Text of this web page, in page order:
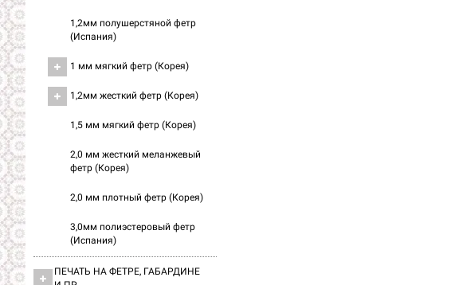
1,2мм полушерстяной фетр
(Испания)
1 мм мягкий фетр (Корея)
1,2мм жесткий фетр (Корея)
1,5 мм мягкий фетр (Корея)
2,0 мм жесткий меланжевый
фетр (Корея)
2,0 мм плотный фетр (Корея)
3,0мм полиэстеровый фетр
(Испания)
ПЕЧАТЬ НА ФЕТРЕ, ГАБАРДИНЕ